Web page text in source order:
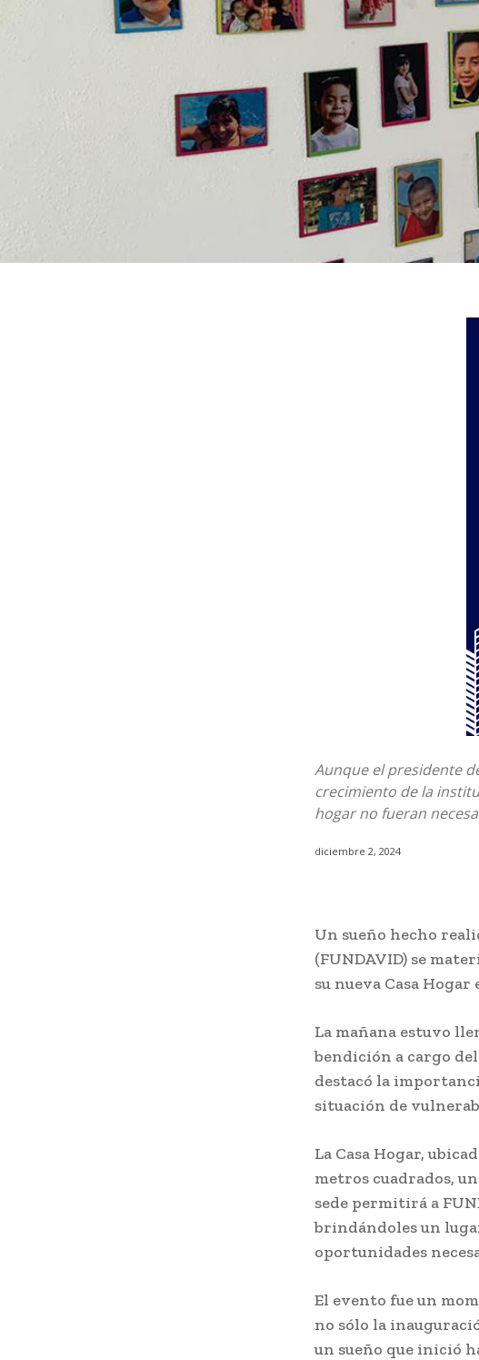
Aunque el presidente
crecimiento de la
hogar no fueran
diciembre 2, 2024
Un sueño hecho
(FUNDAVID) se
su nueva Casa
La mañana estuvo
bendición a cargo
destacó la
situación de
La Casa Hogar,
metros cuadrados,
sede permitirá a
brindándoles un
oportunidades
El evento fue un
no sólo la
un sueño que inició